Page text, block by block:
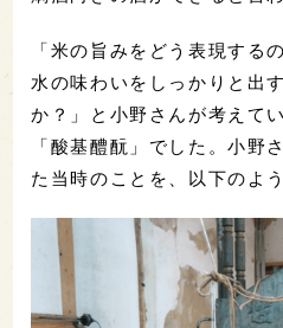
「米の旨みをどう表現する
水の味わいをしっかりと出
か？」と小野さんが考えて
「酸基醴酛」でした。小野
た当時のことを、以下のよ